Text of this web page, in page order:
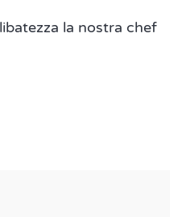
la nostra chef